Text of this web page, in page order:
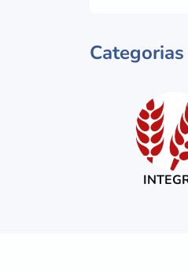
Categorias